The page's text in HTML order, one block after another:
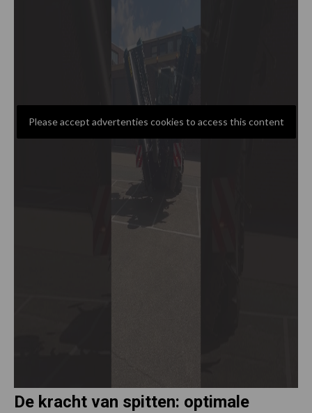
Please accept advertenties cookies to access this content
De kracht van spitten: optimale